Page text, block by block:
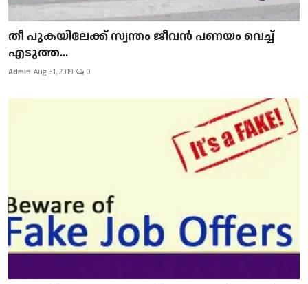
​​​​​​​തീ പുകയിലേക്ക് സ്വന്തം ജീവന്‍ പണയം വെച്ച്
എടുത്ത...
Admin Aug 31, 2019 0